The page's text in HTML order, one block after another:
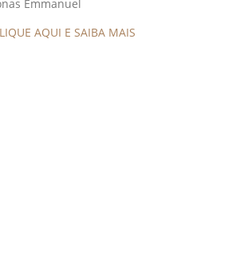
Emmanuel
AQUI E SAIBA MAIS